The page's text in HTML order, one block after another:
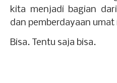
kita menjadi bagian
dan pemberdayaan umat
Bisa. Tentu saja bisa.